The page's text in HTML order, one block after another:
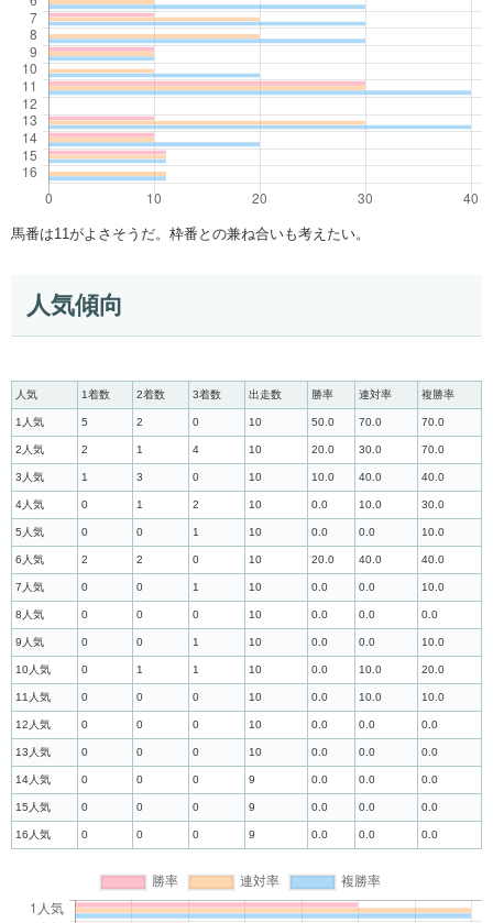
馬番は11がよさそうだ。枠番との兼ね合いも考えたい。
人気傾向
人気 1着数 2着数 3着数 出走数 勝率 連対率 複勝率
1人気 5 2 0 10 50.0 70.0 70.0
2人気 2 1 4 10 20.0 30.0 70.0
3人気 1 3 0 10 10.0 40.0 40.0
4人気 0 1 2 10 0.0 10.0 30.0
5人気 0 0 1 10 0.0 0.0 10.0
6人気 2 2 0 10 20.0 40.0 40.0
7人気 0 0 1 10 0.0 0.0 10.0
8人気 0 0 0 10 0.0 0.0 0.0
9人気 0 0 1 10 0.0 0.0 10.0
10人気 0 1 1 10 0.0 10.0 20.0
11人気 0 0 0 10 0.0 10.0 10.0
12人気 0 0 0 10 0.0 0.0 0.0
13人気 0 0 0 10 0.0 0.0 0.0
14人気 0 0 0 9 0.0 0.0 0.0
15人気 0 0 0 9 0.0 0.0 0.0
16人気 0 0 0 9 0.0 0.0 0.0